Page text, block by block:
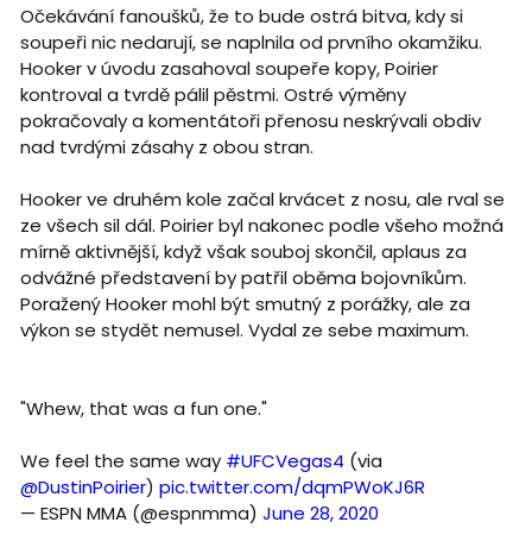
Očekávání fanoušků, že to bude ostrá bitva, kdy si
soupeři nic nedarují, se naplnila od prvního okamžiku.
Hooker v úvodu zasahoval soupeře kopy, Poirier
kontroval a tvrdě pálil pěstmi. Ostré výměny
pokračovaly a komentátoři přenosu neskrývali obdiv
nad tvrdými zásahy z obou stran.
Hooker ve druhém kole začal krvácet z nosu, ale rval se
ze všech sil dál. Poirier byl nakonec podle všeho možná
mírně aktivnější, když však souboj skončil, aplaus za
odvážné představení by patřil oběma bojovníkům.
Poražený Hooker mohl být smutný z porážky, ale za
výkon se stydět nemusel. Vydal ze sebe maximum.
"Whew, that was a fun one."
We feel the same way #UFCVegas4 (via
@DustinPoirier) pic.twitter.com/dqmPWoKJ6R
— ESPN MMA (@espnmma) June 28, 2020